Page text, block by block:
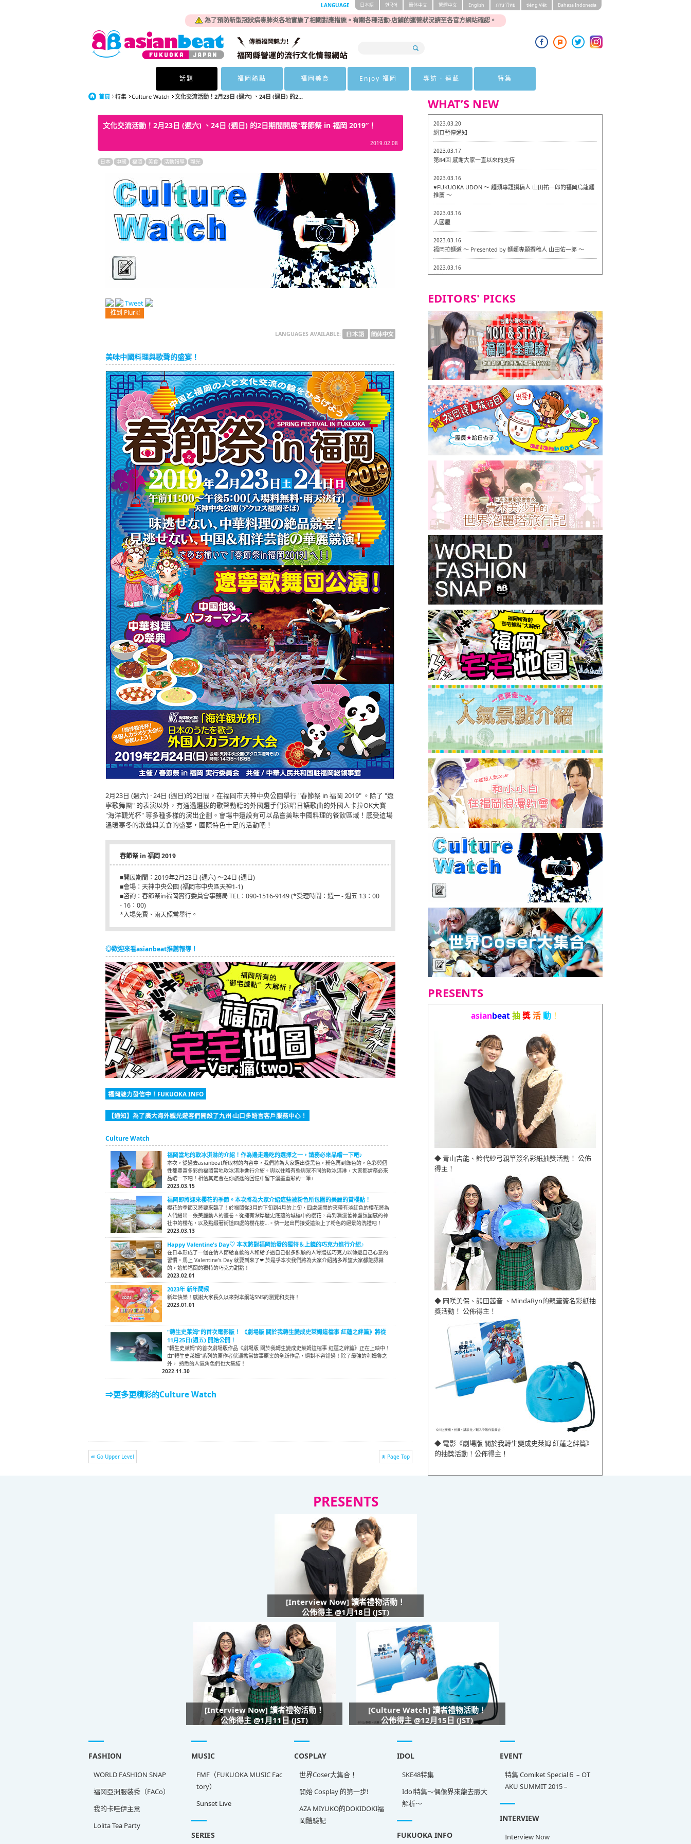
為了預防新型冠狀病毒肺炎各地實施了相關對應措施。有關各種活動·店鋪的運營狀況請至各官方網站確認。
LANGUAGE 日本語 한국어 簡体中文 繁體中文 English ภาษาไทย tiéng Viêt Bahasa Indonesia
話題 福岡熱點 福岡美食 Enjoy 福岡 專訪 · 連載 特集
首頁 特集 Culture Watch 文化交流活動！2月23日 (週六) 、24日 (週日) 的2...
文化交流活動！2月23日 (週六) 、24日 (週日) 的2日期間開展“春節祭 in 福岡 2019”！
2019.02.08
日本 中國 福岡 美食 活動報導 觀光
Tweet
推到 Plurk!
LANGUAGES AVAILABLE:
美味中國料理與歌聲的盛宴！
2月23日 (週六) · 24日 (週日)的2日間，在福岡市天神中央公園舉行 "春節祭 in 福岡 2019" 。除了 "遼
寧歌舞團" 的表演以外，有通過選拔的歌聲動聽的外國選手們演唱日語歌曲的外國人卡拉OK大賽
"海洋觀光杯" 等多種多樣的演出企劃。會場中還設有可以品嘗美味中國料理的餐飲區域！感受這場
溫暖寒冬的歌聲與美食的盛宴，國際特色十足的活動吧！
春節祭 in 福岡 2019
■開展期間：2019年2月23日 (週六) ～24日 (週日)
■會場：天神中央公園 (福岡市中央區天神1-1)
■咨詢：春節祭in福岡實行委員會事務局 TEL：090-1516-9149 (*受理時間：週一 - 週五 13：00
- 16：00)
*入場免費、雨天照常舉行。
◎歡迎來看asianbeat推薦報導！
福岡魅力發信中！FUKUOKA INFO
【通知】為了廣大海外觀光遊客們開設了九州·山口多語言客戶服務中心！
Culture Watch
福岡當地的軟冰淇淋的介紹！作為邊走邊吃的選擇之一，請務必來品嚐一下吧♪
本次，從過去asianbeat所取材的內容中，我們將為大家選出從黑色，粉色再到綠色的，色彩與個
性都豐富多彩的福岡當地軟冰淇淋進行介紹。與以往略有些與眾不同的軟冰淇淋，大家都請務必來
品嚐一下吧！相信其定會在你旅途的回憶中留下濃墨重彩的一筆♪
2023.03.15
福岡即將迎來櫻花的季節。本次將為大家介紹這些被粉色所包圍的美麗的賞櫻點！
櫻花的季節又將要來臨了！於福岡從3月的下旬到4月的上旬，四處盛開的夾帶有淡紅色的櫻花將為
人們繪出一張美麗動人的畫卷。從擁有深厚歷史底蘊的城樓中的櫻花，再到瀰漫著神聖氛圍感的神
社中的櫻花，以及點綴著街道四處的櫻花樹…。快一起出門接受這染上了粉色的絕景的洗禮吧！
2023.03.13
Happy Valentine's Day♡ 本次將對福岡始發的獨特＆上鏡的巧克力進行介紹♪
在日本形成了一個在情人節給喜歡的人和給予過自己很多照顧的人等贈送巧克力以傳遞自己心意的
習慣。馬上 Valentine's Day 就要到來了❤ 於是乎本次我們將為大家介紹諸多希望大家都能認識
的，始於福岡的獨特的巧克力甜點！
2023.02.01
2023年 新年問候
新年快樂！感謝大家長久以來對本網站SNS的瀏覽和支持！
2023.01.01
"轉生史萊姆"的首次電影版！ 《劇場版 關於我轉生變成史萊姆這檔事 紅蓮之絆篇》將從
11月25日(週五) 開始公開！
"轉生史萊姆"的首次劇場版作品《劇場版 關於我轉生變成史萊姆這檔事 紅蓮之絆篇》正在上映中！
由“轉生史萊姆”系列的原作者伏瀨擔當故事原案的全新作品，絕對不容錯過！除了最強的利姆魯之
外， 熟悉的人氣角色們也大集結！
2022.11.30
⇒更多更精彩的Culture Watch
Go Upper Level Page Top
WHAT’S NEW
2023.03.20
網頁暫停通知
2023.03.17
第84回 感謝大家一直以來的支持
2023.03.16
♥FUKUOKA UDON ～ 麵類專題撰稿人 山田祐一郎的福岡烏龍麵
推薦 ～
2023.03.16
大國屋
2023.03.16
福岡拉麵道 〜 Presented by 麵類專題撰稿人 山田佑一郎 〜
2023.03.16
福龍軒
2023.03.07
Isogiyokarazu 博多總店 〜 嚴格素食主義・素食主義者的菜單試
的試吃之旅 in 福岡市！ 〜
2023.03.07
嚴格素食主義・素食主義者的菜單試的試吃之旅 in 福岡市！
2023.03.02
Little Stand 大名店 〜 嚴格素食主義・素食主義者的菜單試的試
吃之旅 in 福岡市！ 〜
2023.02.28
東築軒 折尾本社烏冬店
EDITORS' PICKS
PRESENTS
asianbeat抽獎活動 ！
◆ 青山吉能、鈴代紗弓親筆簽名彩紙抽獎活動！ 公佈
得主！
◆ 岡咲美保、熊田茜音 、MindaRyn的親筆簽名彩紙抽
獎活動！ 公佈得主！
◆ 電影《劇場版 關於我轉生變成史萊姆 紅蓮之絆篇》
的抽獎活動！公佈得主！
PRESENTS
[Interview Now] 讀者禮物活動！
公佈得主 @1月18日 (JST)
[Interview Now] 讀者禮物活動！
公佈得主 @1月11日 (JST)
[Culture Watch] 讀者禮物活動！
公佈得主 @12月15日 (JST)
FASHION
WORLD FASHION SNAP
福冈亞洲服装秀（FACo）
我的卡哇伊主意
Lolita Tea Party
MUSIC
FMF（FUKUOKA MUSIC Fac
tory）
Sunset Live
COSPLAY
世界Coser大集合！
開始 Cosplay 的第一步!
AZA MIYUKO的DOKIDOKI福
岡體驗記
IDOL
SKE48特集
Idol特集～偶像界來龍去脈大
解析～
EVENT
特集 Comiket Special６ – OT
AKU SUMMIT 2015 –
INTERVIEW
Interview Now
SERIES FUKUOKA INFO